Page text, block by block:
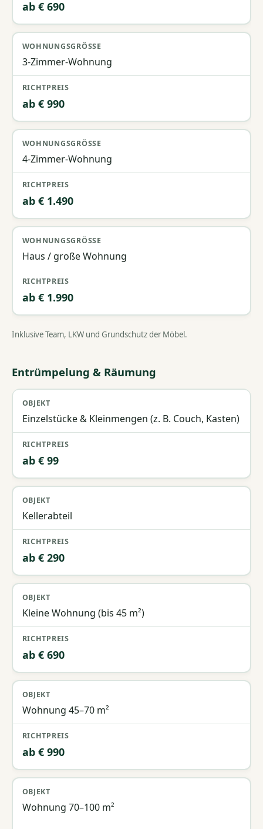
ab € 690
3-Zimmer-Wohnung
ab € 990
4-Zimmer-Wohnung
ab € 1.490
Haus / große Wohnung
ab € 1.990
Inklusive Team, LKW und Grundschutz der Möbel.
Entrümpelung & Räumung
Objekt
Einzelstücke & Kleinmengen (z. B. Couch, Kasten)
ab € 99
Kellerabteil
ab € 290
Kleine Wohnung (bis 45 m²)
ab € 690
Wohnung 45–70 m²
ab € 990
Wohnung 70–100 m²